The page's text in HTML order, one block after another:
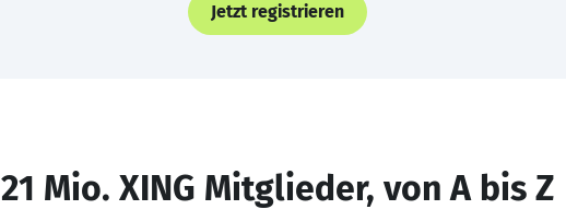
Jetzt registrieren
21 Mio. XING Mitglieder, von A bis Z